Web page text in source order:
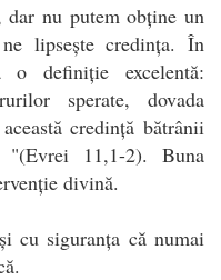
dar nu putem obține un
lipsește credința. În
o definiție excelentă:
sperate, dovada
credință bătrânii
11,1-2). Buna
divină.
cu siguranța că numai